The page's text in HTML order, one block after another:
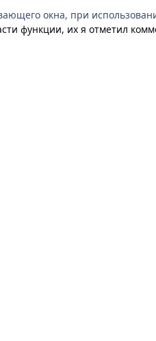
окна, при
функции, их я отметил